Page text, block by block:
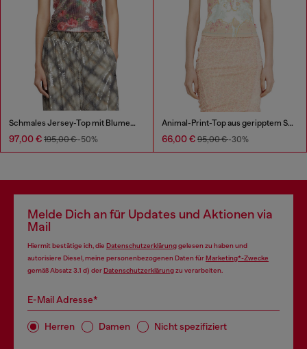
Schmales Jersey-Top mit Blumenmuster und Pailletten.
97,00 € 195,00 €-50%
Animal-Print-Top aus geripptem Stretch-Jersey
66,00 € 95,00 €-30%
Melde Dich an für Updates und Aktionen via
Mail
Hiermit bestätige ich, die Datenschutzerklärunggelesen zu haben und
autorisiere Diesel, meine personenbezogenen Daten fürMarketing*-Zwecke
gemäß Absatz 3.1 d) derDatenschutzerklärungzu verarbeiten.
E-Mail Adresse*
Herren Damen Nicht spezifiziert